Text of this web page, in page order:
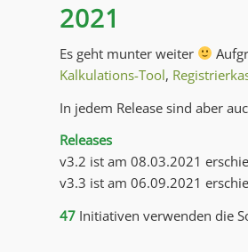
2021
Es geht munter weiter
Kalkulations-Tool,
In jedem Release sind aber
Releases
v3.2 ist am 08.03.2021
v3.3 ist am 06.09.2021
47 Initiativen verwenden die